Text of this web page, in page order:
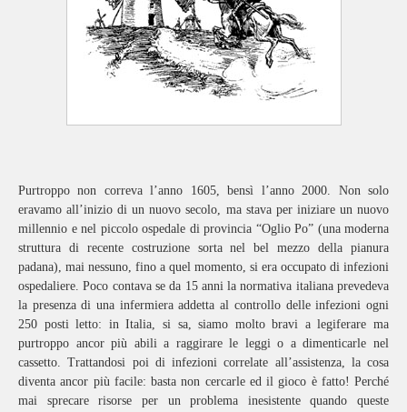
Purtroppo non correva l’anno 1605, bensì l’anno 2000. Non solo
eravamo all’inizio di un nuovo secolo, ma stava per iniziare un nuovo
millennio e nel piccolo ospedale di provincia “Oglio Po” (una moderna
struttura di recente costruzione sorta nel bel mezzo della pianura
padana), mai nessuno, fino a quel momento, si era occupato di infezioni
ospedaliere. Poco contava se da 15 anni la normativa italiana prevedeva
la presenza di una infermiera addetta al controllo delle infezioni ogni
250 posti letto: in Italia, si sa, siamo molto bravi a legiferare ma
purtroppo ancor più abili a raggirare le leggi o a dimenticarle nel
cassetto. Trattandosi poi di infezioni correlate all’assistenza, la cosa
diventa ancor più facile: basta non cercarle ed il gioco è fatto! Perché
mai sprecare risorse per un problema inesistente quando queste